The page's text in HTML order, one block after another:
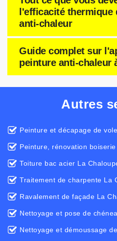
l'efficacité thermique
anti-chaleur
Guide complet sur
peinture anti-chaleur
Autres
Peinture et décapage de
Peinture, rénovation
Toiture bac acier La
Traitement de charpente La
Ravalement de façade La
Nettoyage et pose de
Nettoyage et démoussage